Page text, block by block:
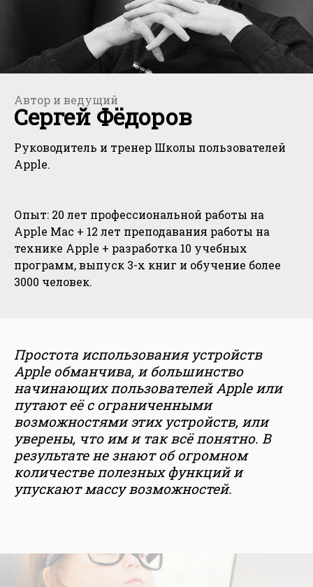
Автор и ведущий
Сергей Фёдоров
Руководитель и тренер Школы пользователей
Apple.
Опыт: 20 лет профессиональной работы на
Apple Mac + 12 лет преподавания работы на
технике Apple + разработка 10 учебных
программ, выпуск 3-х книг и обучение более
3000 человек.
Простота использования устройств
Apple обманчива, и большинство
начинающих пользователей Apple или
путают её с ограниченными
возможностями этих устройств, или
уверены, что им и так всё понятно. В
результате не знают об огромном
количестве полезных функций и
упускают массу возможностей.